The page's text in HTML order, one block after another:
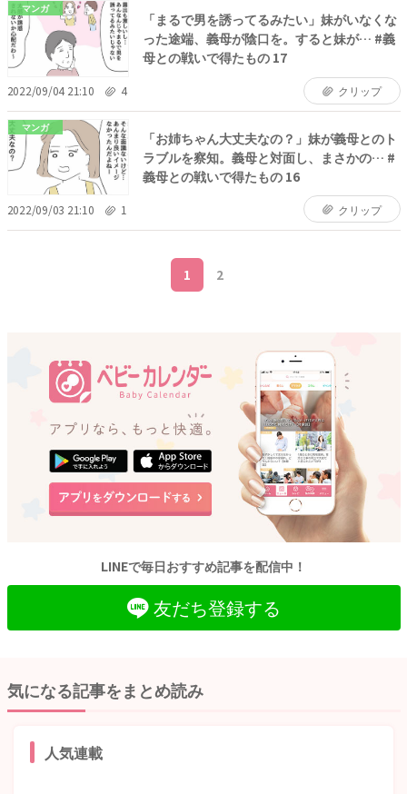
マンガ
「まるで男を誘ってるみたい」妹がいなくな
った途端、義母が陰口を。すると妹が… #義
母との戦いで得たもの 17
2022/09/04 21:10 4 クリップ
マンガ
「お姉ちゃん大丈夫なの？」妹が義母とのト
ラブルを察知。義母と対面し、まさかの… #
義母との戦いで得たもの 16
2022/09/03 21:10 1 クリップ
1 2
LINEで毎日おすすめ記事を配信中！
友だち登録する
気になる記事をまとめ読み
人気連載